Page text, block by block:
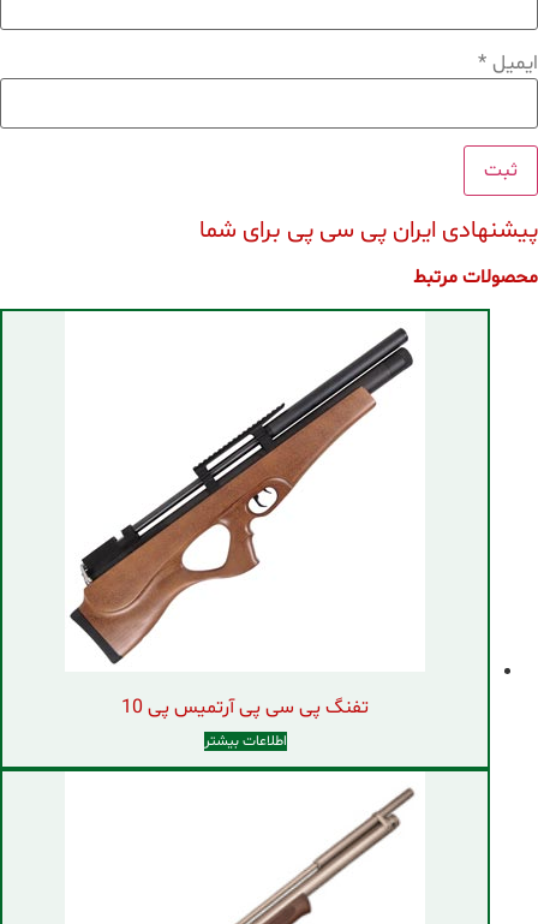
ایمیل *
پیشنهادی ایران پی سی پی برای شما
محصولات مرتبط
تفنگ پی سی پی آرتمیس پی 10
اطلاعات بیشتر